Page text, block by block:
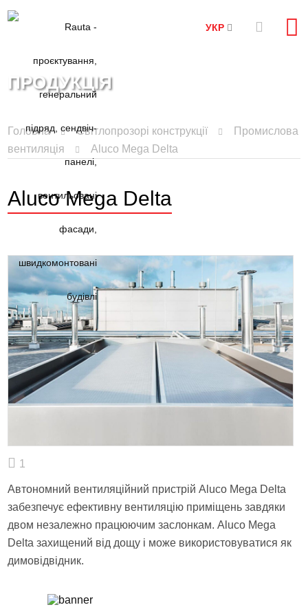
УКР
ПРОДУКЦІЯ
Головна Світлопрозорі конструкції
Промислова
вентиляція
Aluco Mega Delta
Aluco Mega Delta
1
Автономний вентиляційний пристрій Aluco Mega Delta
забезпечує ефективну вентиляцію приміщень завдяки
двом незалежно працюючим заслонкам. Aluco Mega
Delta захищений від дощу і може використовуватися як
димовідвідник.